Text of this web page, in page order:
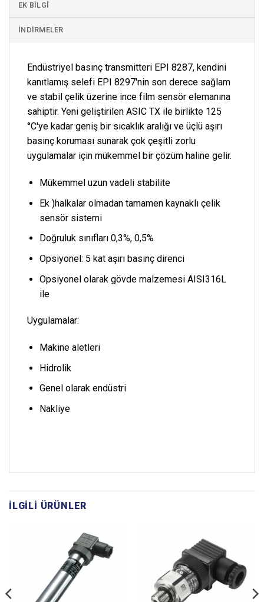
EK BILGI
İNDIRMELER
Endüstriyel basınç transmitteri EPI 8287, kendini
kanıtlamış selefi EPI 8297'nin son derece sağlam
ve stabil çelik üzerine ince film sensör elemanına
sahiptir. Yeni geliştirilen ASIC TX ile birlikte 125
°C'ye kadar geniş bir sıcaklık aralığı ve üçlü aşırı
basınç koruması sunarak çok çeşitli zorlu
uygulamalar için mükemmel bir çözüm haline gelir.
Mükemmel uzun vadeli stabilite
Ek )halkalar olmadan tamamen kaynaklı çelik
sensör sistemi
Doğruluk sınıfları 0,3%, 0,5%
Opsiyonel: 5 kat aşırı basınç direnci
Opsiyonel olarak gövde malzemesi AISI316L
ile
Uygulamalar:
Makine aletleri
Hidrolik
Genel olarak endüstri
Nakliye
İLGILI ÜRÜNLER